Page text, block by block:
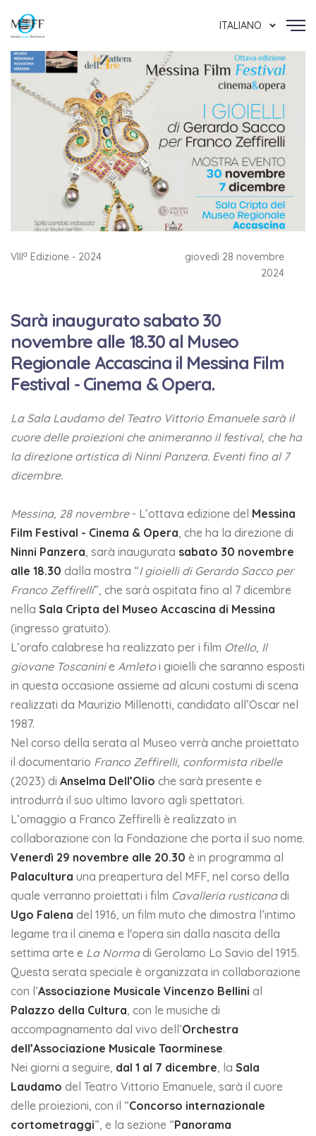
ITALIANO
VIIIa Edizione - 2024
giovedì 28 novembre
2024
Sarà inaugurato sabato 30
novembre alle 18.30 al Museo
Regionale Accascina il Messina Film
Festival - Cinema & Opera.
La Sala Laudamo del Teatro Vittorio Emanuele sarà il
cuore delle proiezioni che animeranno il festival, che ha
la direzione artistica di Ninni Panzera. Eventi fino al 7
dicembre.
Messina, 28 novembre- L’ottava edizione del Messina
Film Festival - Cinema & Opera, che ha la direzione di
Ninni Panzera, sarà inaugurata sabato 30 novembre
alle 18.30 dalla mostra “I gioielli di Gerardo Sacco per
Franco Zeffirelli”, che sarà ospitata fino al 7 dicembre
nella Sala Cripta del Museo Accascina di Messina
(ingresso gratuito).
L’orafo calabrese ha realizzato per i film Otello, Il
giovane Toscaninie Amletoi gioielli che saranno esposti
in questa occasione assieme ad alcuni costumi di scena
realizzati da Maurizio Millenotti, candidato all’Oscar nel
1987.
Nel corso della serata al Museo verrà anche proiettato
il documentario Franco Zeffirelli, conformista ribelle
(2023) di Anselma Dell’Olio che sarà presente e
introdurrà il suo ultimo lavoro agli spettatori.
L’omaggio a Franco Zeffirelli è realizzato in
collaborazione con la Fondazione che porta il suo nome.
Venerdì 29 novembre alle 20.30 è in programma al
Palacultura una preapertura del MFF, nel corso della
quale verranno proiettati i film Cavalleria rusticanadi
Ugo Falena del 1916, un film muto che dimostra l’intimo
legame tra il cinema e l'opera sin dalla nascita della
settima arte e La Normadi Gerolamo Lo Savio del 1915.
Questa serata speciale è organizzata in collaborazione
con l’Associazione Musicale Vincenzo Bellini al
Palazzo della Cultura, con le musiche di
accompagnamento dal vivo dell’Orchestra
dell’Associazione Musicale Taorminese.
Nei giorni a seguire, dal 1 al 7 dicembre, la Sala
Laudamo del Teatro Vittorio Emanuele, sarà il cuore
delle proiezioni, con il “Concorso internazionale
cortometraggi”, e la sezione “Panorama